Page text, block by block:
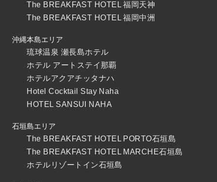
The BREAKFAST HOTEL 福岡天神
The BREAKFAST HOTEL 福岡中洲
沖縄本島エリア
琉球温泉 瀬長島ホテル
ホテル アートステイ那覇
ホテルアクアチッタナハ
Hotel Cocktail Stay Naha
HOTEL SANSUI NAHA
石垣島エリア
The BREAKFAST HOTEL PORTO石垣島
The BREAKFAST HOTEL MARCHE石垣島
ホテルリゾートイン石垣島